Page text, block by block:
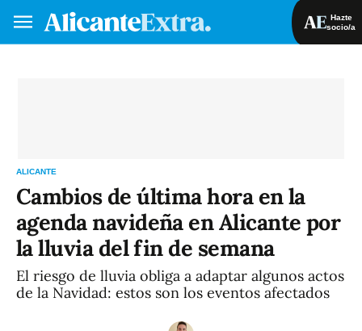
Hazte
socio/a
ALICANTE
Cambios de última hora en la
agenda navideña en Alicante por
la lluvia del fin de semana
El riesgo de lluvia obliga a adaptar algunos actos
de la Navidad: estos son los eventos afectados